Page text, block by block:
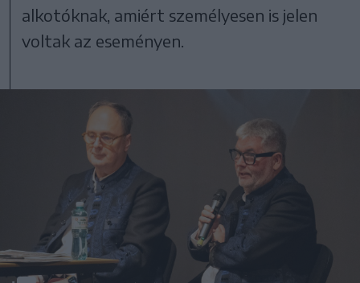
alkotóknak, amiért személyesen is jelen
voltak az eseményen.